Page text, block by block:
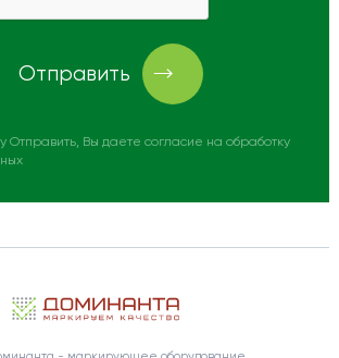
Отправить
Отправить, Вы даете согласие на обработку